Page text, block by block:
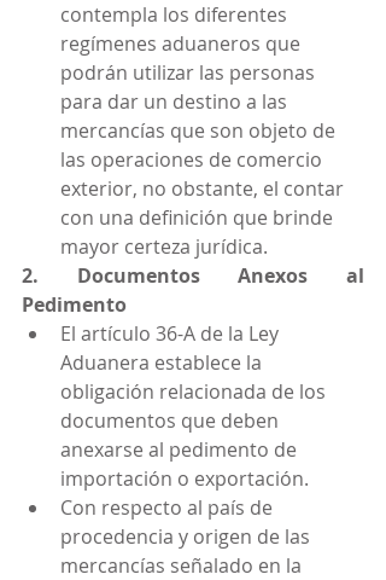
contempla los diferentes
regímenes aduaneros que
podrán utilizar las personas
para dar un destino a las
mercancías que son objeto de
las operaciones de comercio
exterior, no obstante, el contar
con una definición que brinde
mayor certeza jurídica.
2. Documentos Anexos al
Pedimento
El artículo 36-A de la Ley
Aduanera establece la
obligación relacionada de los
documentos que deben
anexarse al pedimento de
importación o exportación.
Con respecto al país de
procedencia y origen de las
mercancías señalado en la